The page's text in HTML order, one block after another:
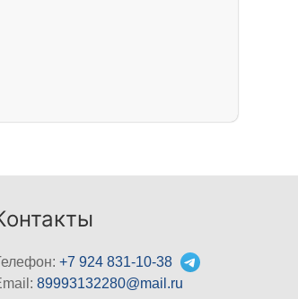
+7 924 831-10-38
89993132280@mail.ru